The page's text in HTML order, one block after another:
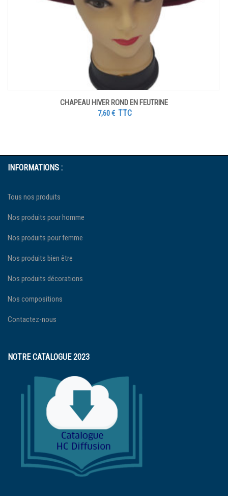
CHAPEAU HIVER ROND EN FEUTRINE
7,60€ TTC
INFORMATIONS :
Tous nos produits
Nos produits pour homme
Nos produits pour femme
Nos produits bien être
Nos produits décorations
Nos compositions
Contactez-nous
NOTRE CATALOGUE 2023